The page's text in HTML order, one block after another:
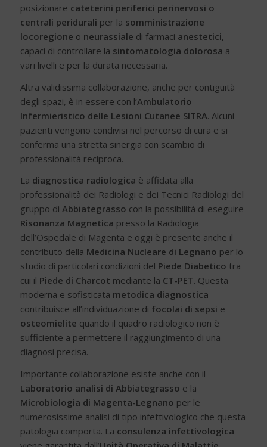
posizionare cateterini periferici perinervosi o
centrali peridurali per la somministrazione
locoregione o neurassiale di farmaci anestetici,
capaci di controllare la sintomatologia dolorosa a
vari livelli e per la durata necessaria.
Altra validissima collaborazione, anche per contiguità
degli spazi, è in essere con l’Ambulatorio
Infermieristico delle Lesioni Cutanee SITRA. Alcuni
pazienti vengono condivisi nel percorso di cura e si
conferma una stretta sinergia con scambio di
professionalità reciproca.
La diagnostica radiologica è affidata alla
professionalità dei Radiologi e dei Tecnici Radiologi del
gruppo di Abbiategrasso con la possibilità di eseguire
Risonanza Magnetica presso la Radiologia
dell’Ospedale di Magenta e oggi è presente anche il
contributo della Medicina Nucleare di Legnano per lo
studio di particolari condizioni del Piede Diabetico tra
cui il Piede di Charcot mediante la CT-PET. Questa
moderna e sofisticata metodica diagnostica
contribuisce all’individuazione di focolai di sepsi e
osteomielite quando il quadro radiologico non è
sufficiente a permettere il raggiungimento di una
diagnosi precisa.
Importante collaborazione esiste anche con il
Laboratorio analisi di Abbiategrasso e la
Microbiologia di Magenta-Legnano per le
numerosissime analisi di tipo infettivologico che questa
patologia comporta. La consulenza infettivologica